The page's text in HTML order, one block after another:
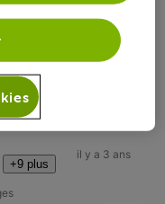
+9 plus
il y a 3 ans